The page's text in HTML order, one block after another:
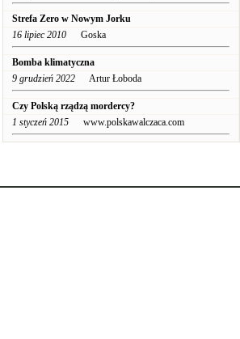
Strefa Zero w Nowym Jorku
16 lipiec 2010 Goska
Bomba klimatyczna
9 grudzień 2022 Artur Łoboda
Czy Polską rządzą mordercy?
1 styczeń 2015 www.polskawalczaca.com